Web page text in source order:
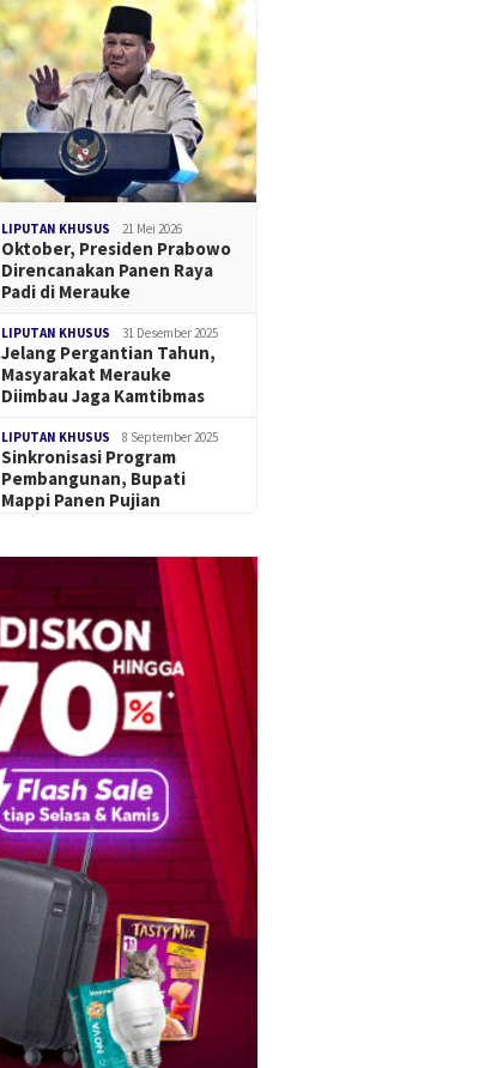
LIPUTAN KHUSUS 21 Mei 2026
Oktober, Presiden Prabowo
Direncanakan Panen Raya
Padi di Merauke
LIPUTAN KHUSUS 31 Desember 2025
Jelang Pergantian Tahun,
Masyarakat Merauke
Diimbau Jaga Kamtibmas
LIPUTAN KHUSUS 8 September 2025
Sinkronisasi Program
Pembangunan, Bupati
Mappi Panen Pujian